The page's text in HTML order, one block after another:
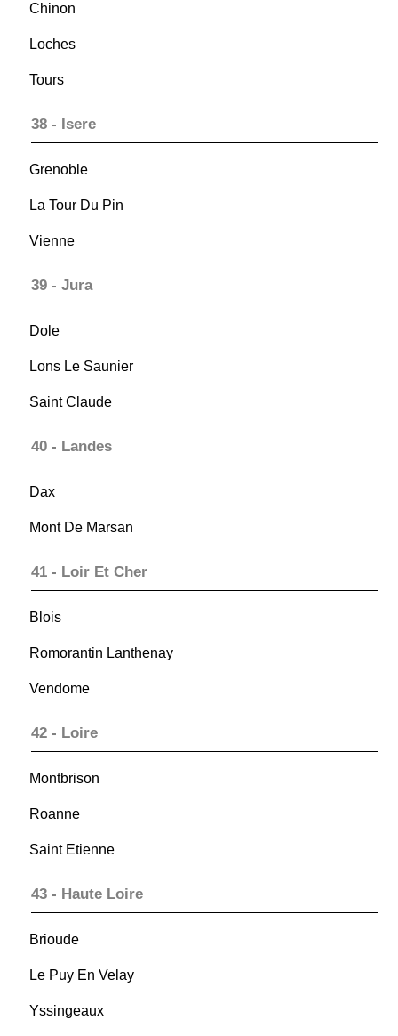
Chinon
Loches
Tours
38 - Isere
Grenoble
La Tour Du Pin
Vienne
39 - Jura
Dole
Lons Le Saunier
Saint Claude
40 - Landes
Dax
Mont De Marsan
41 - Loir Et Cher
Blois
Romorantin Lanthenay
Vendome
42 - Loire
Montbrison
Roanne
Saint Etienne
43 - Haute Loire
Brioude
Le Puy En Velay
Yssingeaux